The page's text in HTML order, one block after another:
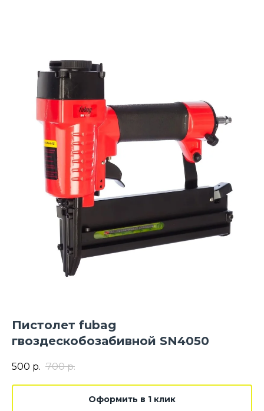
Пистолет fubag
гвоздескобозабивной SN4050
500 р. 700 р.
Оформить в 1 клик